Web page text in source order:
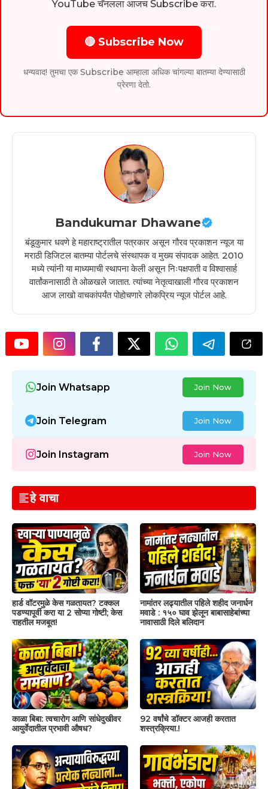
YouTube चॅनलला आजच Subscribe करा.
🔴 Subscribe Now
धन्यवाद! तुमचा एक Subscribe आम्हाला अधिक चांगल्या बातम्या देण्यासाठी
प्रेरणा देतो.
Bandukumar Dhawane
बंडूकुमार धवणे हे महाराष्ट्रातील पत्रकार असून गौरव प्रकाशन न्यूज या
मराठी डिजिटल बातम्या पोर्टलचे संस्थापक व मुख्य संपादक आहेत. 2010
मध्ये त्यांनी या माध्यमाची स्थापना केली असून निःपक्षपाती व विश्वासार्ह
वार्तांकनासाठी ते ओळखले जातात. त्यांच्या नेतृत्वाखाली गौरव प्रकाशन
आज लाखो वाचकांपर्यंत पोहोचणारे लोकप्रिय न्यूज पोर्टल आहे.
Join Whatsapp Join Now
Join Telegram Join Now
Join Instagram Join Now
हे वाचा
हार्ड वॉटरमुळे केस गळतायत? टक्कल
पडण्यापूर्वी करा या 2 सोप्या गोष्टी; केस
राहतील मजबूत!
नामांतर लढ्यातील पहिले शहीद जनार्धन
मवाडे : १५० घाव झेलून बाबासाहेबांच्या
नावासाठी दिले बलिदान
काळा बिबा: त्वचारोग आणि सांधेदुखीवर
आयुर्वेदातील प्रभावी औषध?
92 वर्षांचे डॉक्टर आजही करतात
शस्त्रक्रिया.!